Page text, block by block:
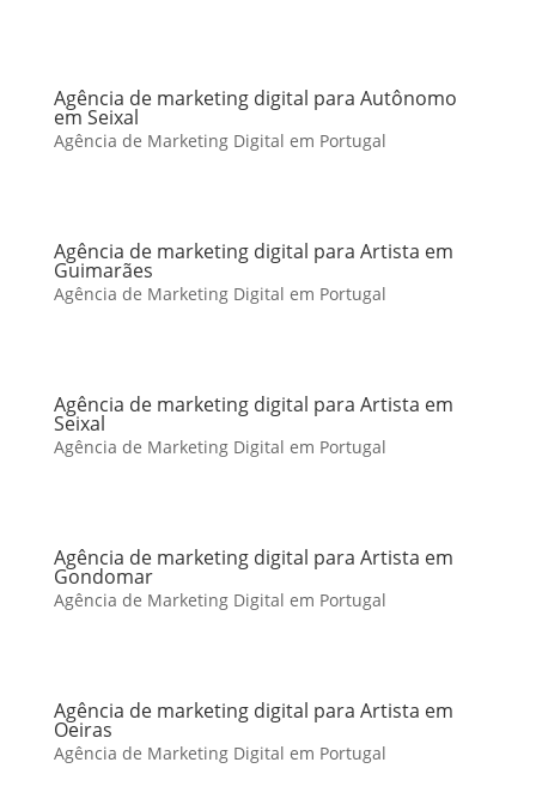
Agência de marketing digital para Autônomo
em Seixal
Agência de Marketing Digital em Portugal
Agência de marketing digital para Artista em
Guimarães
Agência de Marketing Digital em Portugal
Agência de marketing digital para Artista em
Seixal
Agência de Marketing Digital em Portugal
Agência de marketing digital para Artista em
Gondomar
Agência de Marketing Digital em Portugal
Agência de marketing digital para Artista em
Oeiras
Agência de Marketing Digital em Portugal